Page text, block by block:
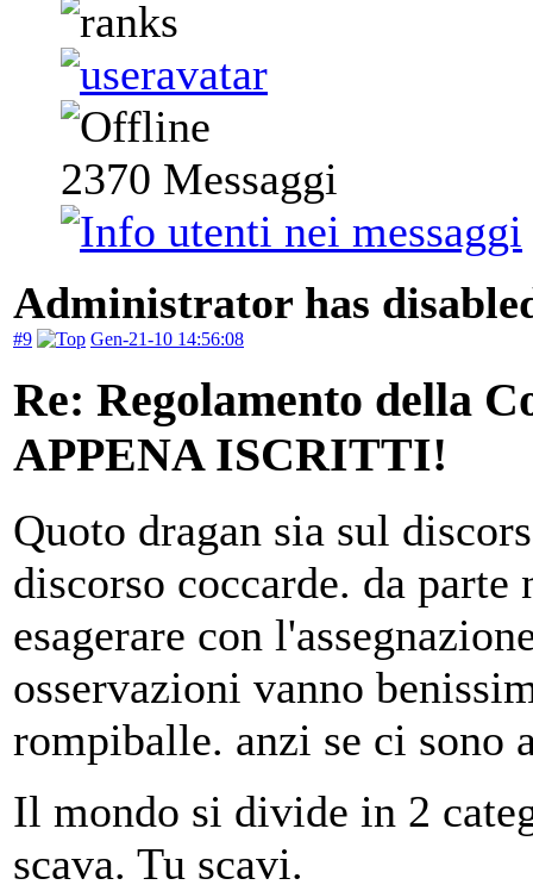
2370 Messaggi
Administrator has
#9 Gen-21-10 14:56:08
Re: Regolamento della
APPENA ISCRITTI!
Quoto dragan sia sul
discorso coccarde. da
esagerare con
osservazioni vanno
rompiballe. anzi se ci sono
Il mondo si divide in 2
scava. Tu scavi.